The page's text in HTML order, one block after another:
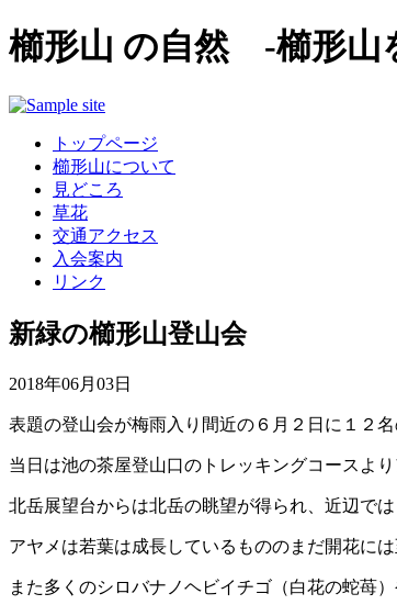
櫛形山 の自然 -櫛形山
トップページ
櫛形山について
見どころ
草花
交通アクセス
入会案内
リンク
新緑の櫛形山登山会
2018年06月03日
表題の登山会が梅雨入り間近の６月２日に１２
当日は池の茶屋登山口のトレッキングコースよ
北岳展望台からは北岳の眺望が得られ、近辺で
アヤメは若葉は成長しているもののまだ開花に
また多くのシロバナノヘビイチゴ（白花の蛇苺